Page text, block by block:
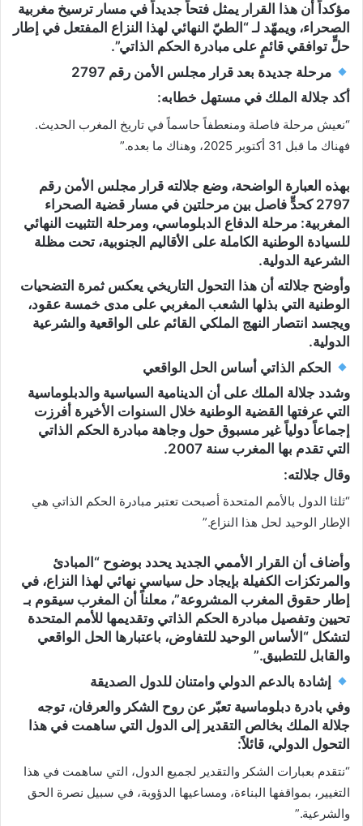
مؤكداً أن هذا القرار يمثل فتحاً جديداً في مسار ترسيخ مغربية
الصحراء، ويمهّد لـ “الطيّ النهائي لهذا النزاع المفتعل في إطار
حلٍّ توافقي قائمٍ على مبادرة الحكم الذاتي”.
مرحلة جديدة بعد قرار مجلس الأمن رقم 2797
أكد جلالة الملك في مستهل خطابه:
“نعيش مرحلة فاصلة ومنعطفاً حاسماً في تاريخ المغرب الحديث.
فهناك ما قبل 31 أكتوبر 2025، وهناك ما بعده.”
بهذه العبارة الواضحة، وضع جلالته قرار مجلس الأمن رقم
2797 كحدٍّ فاصل بين مرحلتين في مسار قضية الصحراء
المغربية: مرحلة الدفاع الدبلوماسي، ومرحلة التثبيت النهائي
للسيادة الوطنية الكاملة على الأقاليم الجنوبية، تحت مظلة
الشرعية الدولية.
وأوضح جلالته أن هذا التحول التاريخي يعكس ثمرة التضحيات
الوطنية التي بذلها الشعب المغربي على مدى خمسة عقود،
ويجسد انتصار
النهج الملكي القائم على الواقعية والشرعية
الدولية.
الحكم الذاتي أساس الحل الواقعي
وشدد جلالة الملك على أن الدينامية السياسية والدبلوماسية
التي عرفتها القضية الوطنية خلال السنوات الأخيرة أفرزت
إجماعاً دولياً غير مسبوق حول وجاهة مبادرة الحكم الذاتي
التي تقدم بها المغرب سنة 2007.
وقال جلالته:
“ثلثا الدول بالأمم المتحدة أصبحت تعتبر مبادرة الحكم الذاتي هي
الإطار الوحيد لحل هذا النزاع.”
وأضاف أن القرار الأممي الجديد يحدد بوضوح “المبادئ
والمرتكزات الكفيلة بإيجاد حل سياسي نهائي لهذا النزاع، في
إطار حقوق المغرب المشروعة”، معلناً أن المغرب سيقوم بـ
تحيين وتفصيل مبادرة الحكم الذاتي وتقديمها للأمم المتحدة
لتشكل “الأساس الوحيد للتفاوض، باعتبارها الحل الواقعي
والقابل للتطبيق.”
إشادة بالدعم الدولي وامتنان للدول الصديقة
وفي بادرة دبلوماسية تعبّر عن روح الشكر والعرفان، توجه
جلالة الملك بخالص التقدير إلى الدول التي ساهمت في هذا
التحول الدولي، قائلاً:
“نتقدم بعبارات الشكر والتقدير لجميع الدول، التي ساهمت في هذا
التغيير، بمواقفها البناءة، ومساعيها الدؤوبة، في سبيل نصرة الحق
والشرعية.”